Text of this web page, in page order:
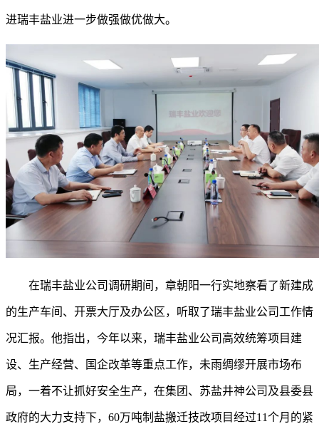
进瑞丰盐业进一步做强做优做大。
在瑞丰盐业公司调研期间，章朝阳一行实地察看了新建成
的生产车间、开票大厅及办公区，听取了瑞丰盐业公司工作情
况汇报。他指出，今年以来，瑞丰盐业公司高效统筹项目建
设、生产经营、国企改革等重点工作，未雨绸缪开展市场布
局，一着不让抓好安全生产，在集团、苏盐井神公司及县委县
政府的大力支持下， 60万吨制盐搬迁技改项目经过11个月的紧